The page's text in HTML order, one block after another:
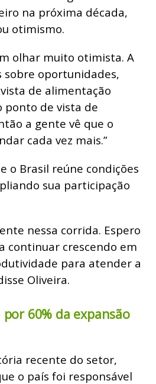
na próxima década,
otimismo.
olhar muito otimista. A
sobre oportunidades,
de alimentação
ponto de vista de
a gente vê que o
cada vez mais.”
o Brasil reúne condições
sua participação
nessa corrida. Espero
continuar crescendo em
para atender a
Oliveira.
60% da expansão
recente do setor,
o país foi responsável